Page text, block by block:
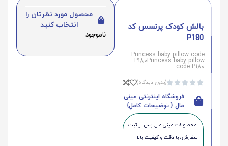
بالش کودک پرنسس کد
P180
Princess baby pillow code
P180Princess baby pillow
code P180




(بدون دیدگاه)
فروشگاه اینترنتی مینی
مال { توضیحات کامل}
محصولات مینی‌ مال پس از ثبت
سفارش، با دقت و کیفیت بالا
محصول مورد نظرتان را
انتخاب کنید
ناموجود